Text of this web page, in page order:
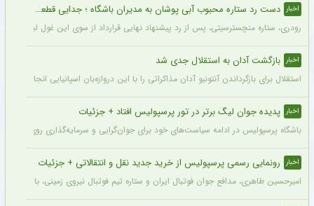
اخبار دست رد ستاره محبوب آبی پوشان به مدیران باشگاه ؛ جدایی قطعی است !
رودری، ستاره منچسترسیتی، پس از رد پیشنهاد نهایی قرارداد از سوی این غول لیگ
اخبار بازگشت آدان به استقلال جدی شد
استقلال برای بازگرداندن آنتونیو آدان مذاکراتی را با این دروازه‌بان اسپانیایی انجام داده و قرار است مذاکرات اوایل هفته نهایی
اخبار پدیده جوان لیگ برتر در تور پرسپولیس افتاد + جزئیات
باشگاه پرسپولیس در ادامه سیاست‌های خود برای جوان‌گرایی و سرمایه‌گذاری روی استعدادهای آینده فوتبال
اخبار رونمایی رسمی پرسپولیس از خرید جدید نقل و انتقالاتی + جزئیات
امیرحسین طاهری، مدافع جوان فوتبال ایران و ستاره تیم فوتبال نیروی زمینی، با